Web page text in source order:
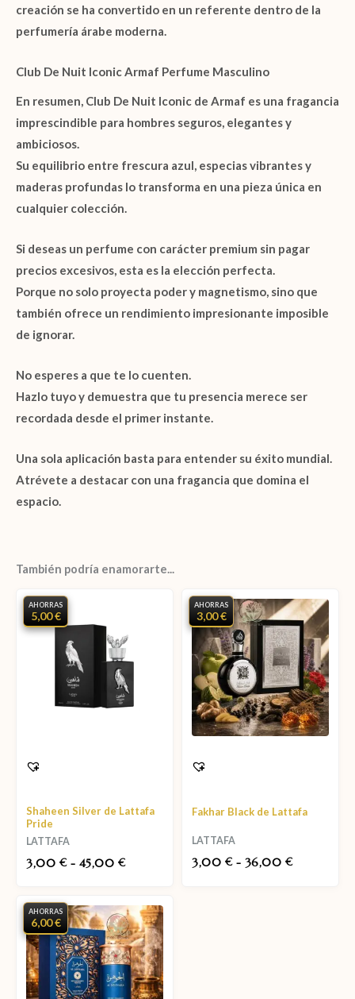
creación se ha convertido en un referente dentro de la
perfumería árabe moderna.
Club De Nuit Iconic Armaf Perfume Masculino
En resumen, Club De Nuit Iconic de Armaf es una fragancia
imprescindible para hombres seguros, elegantes y
ambiciosos.
Su equilibrio entre frescura azul, especias vibrantes y
maderas profundas lo transforma en una pieza única en
cualquier colección.
Si deseas un perfume con carácter premium sin pagar
precios excesivos, esta es la elección perfecta.
Porque no solo proyecta poder y magnetismo, sino que
también ofrece un rendimiento impresionante imposible
de ignorar.
No esperes a que te lo cuenten.
Hazlo tuyo y demuestra que tu presencia merece ser
recordada desde el primer instante.
Una sola aplicación basta para entender su éxito mundial.
Atrévete a destacar con una fragancia que domina el
espacio.
También podría enamorarte...
AHORRAS
5,00 €
Shaheen Silver de Lattafa
Pride
LATTAFA
3,00 € - 45,00 €
AHORRAS
3,00 €
Fakhar Black de Lattafa
LATTAFA
3,00 € - 36,00 €
AHORRAS
6,00 €